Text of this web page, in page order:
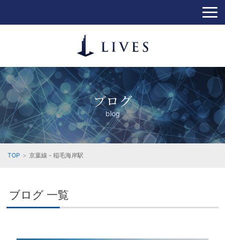
ブログ
blog
TOP 京葉線 - 稲毛海岸駅
ブログ 一覧